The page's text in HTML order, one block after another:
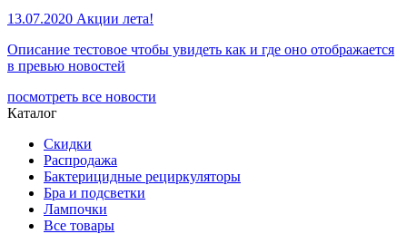
13.07.2020 Акции лета!
Описание тестовое чтобы увидеть как и где оно отображается
в превью новостей
посмотреть все новости
Каталог
Скидки
Распродажа
Бактерицидные рециркуляторы
Бра и подсветки
Лампочки
Все товары